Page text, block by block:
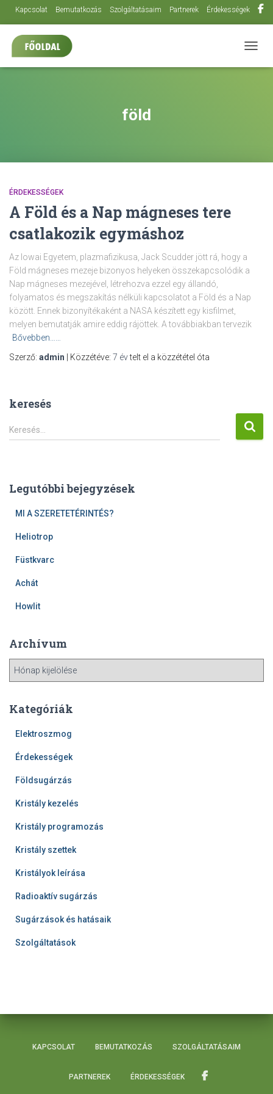
Kapcsolat Bemutatkozás Szolgáltatásaim Partnerek Érdekességek
föld
ÉRDEKESSÉGEK
A Föld és a Nap mágneses tere
csatlakozik egymáshoz
Az Iowai Egyetem, plazmafizikusa, Jack Scudder jött rá, hogy a
Föld mágneses mezeje bizonyos helyeken összekapcsolódik a
Nap mágneses mezejével, létrehozva ezzel egy állandó,
folyamatos és megszakítás nélküli kapcsolatot a Föld és a Nap
között. Ennek bizonyítékaként a NASA készített egy kisfilmet,
melyen bemutatják amire eddig rájöttek. A továbbiakban tervezik
Bővebben……
Szerző: admin | Közzétéve: 7 évtelt el a közzététel óta
keresés
K
e
é
Keresés…
Legutóbbi bejegyzések
MI A SZERETETÉRINTÉS?
Heliotrop
Füstkvarc
Achát
Howlit
Archívum
h
m
Kategóriák
Elektroszmog
Érdekességek
Földsugárzás
Kristály kezelés
Kristály programozás
Kristály szettek
Kristályok leírása
Radioaktív sugárzás
Sugárzások és hatásaik
Szolgáltatások
KAPCSOLAT BEMUTATKOZÁS SZOLGÁLTATÁSAIM
PARTNEREK ÉRDEKESSÉGEK